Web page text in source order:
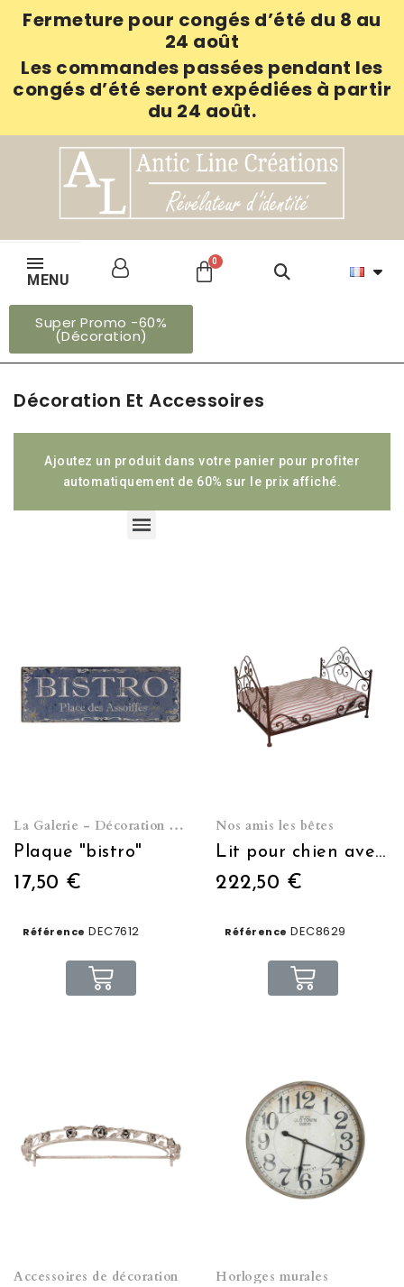
Fermeture pour congés d’été du 8 au
24 août
Les commandes passées pendant les
congés d’été seront expédiées à partir
du 24 août.
MENU
Super Promo -60%
(Décoration)
Décoration Et Accessoires
Ajoutez un produit dans votre panier pour profiter
automatiquement de 60% sur le prix affiché.
La Galerie - Décoration murale
Plaque "bistro"
17,50 €
Référence DEC7612
Nos amis les bêtes
Lit pour chien avec matelas
222,50 €
Référence DEC8629
Accessoires de décoration Horloges murales